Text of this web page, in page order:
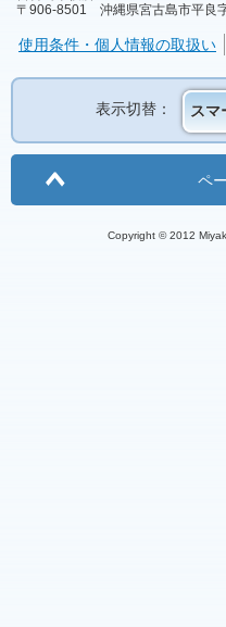
〒906-8501 沖縄県宮古島市平良
使用条件・個人情報の取扱い
表示切替： スマ
ペ
Copyright © 2012